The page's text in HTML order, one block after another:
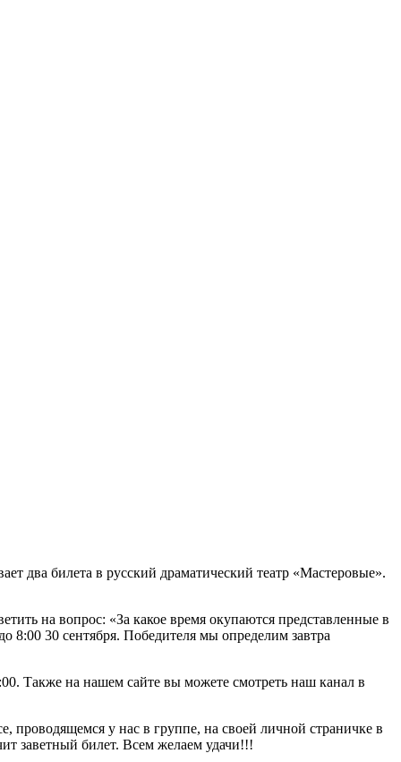
два билета в русский драматический театр «Мастеровые».
на вопрос: «За какое время окупаются представленные в
8:00 30 сентября. Победителя мы определим завтра
Также на нашем сайте вы можете смотреть наш канал в
проводящемся у нас в группе, на своей личной страничке в
заветный билет. Всем желаем удачи!!!